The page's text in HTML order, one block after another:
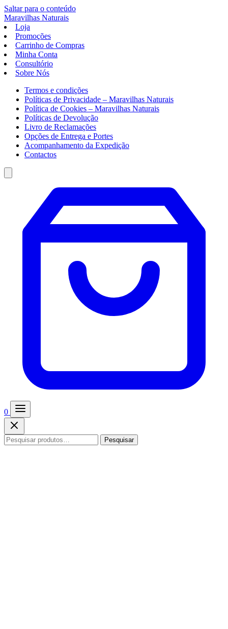
Saltar para o conteúdo
Maravilhas Naturais
Loja
Promoções
Carrinho de Compras
Minha Conta
Consultório
Sobre Nós
Termos e condições
Políticas de Privacidade – Maravilhas Naturais
Política de Cookies – Maravilhas Naturais
Políticas de Devolução
Livro de Reclamações
Opções de Entrega e Portes
Acompanhamento da Expedição
Contactos
0
Pesquisar